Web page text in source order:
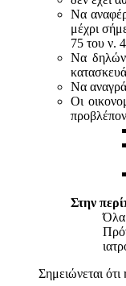
Να
μέχρι
75 του ν.
Να
Να
Οι
Στην
Όλα
Σημειώνεται